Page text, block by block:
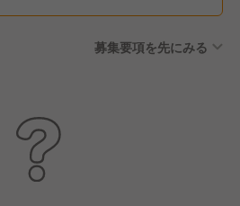
募集要項を先にみる